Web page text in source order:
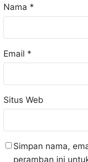
Nama *
Email *
Situs Web
Simpan nama,
peramban ini